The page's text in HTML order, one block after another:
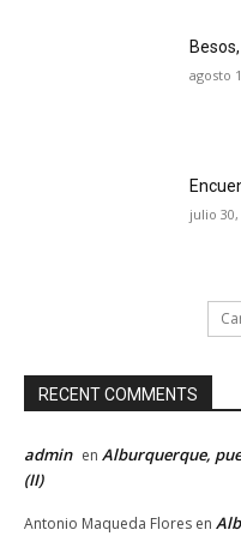
agosto
julio 30,
RECENT COMMENTS
admin en Alburquerque,
(II)
Antonio Maqueda Flores en